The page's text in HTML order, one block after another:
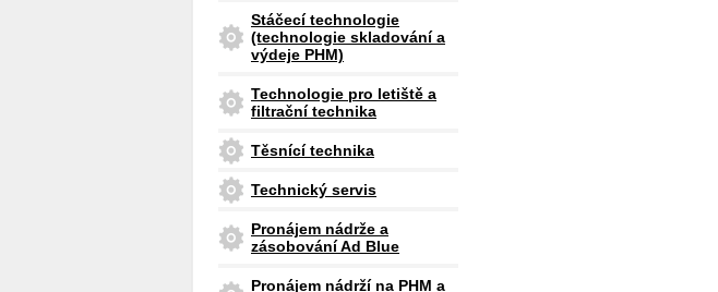
Stáčecí technologie
(technologie skladování a
výdeje PHM)
Technologie pro letiště a
filtrační technika
Těsnící technika
Technický servis
Pronájem nádrže a
zásobování Ad Blue
Pronájem nádrží na PHM a